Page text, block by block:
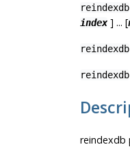
reindexdb
index] ... [
reindexdb
reindexdb
reindexdb